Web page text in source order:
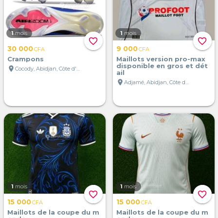
favorite_border
1 mois
30 000CFA
Crampons
location_on
Cocody, Abidjan, Côte d'Ivoire
favorite_border
1 mois
9 000CFA
Maillots version pro-max
disponible en gros et dét
ail
location_on
Adjamé, Abidjan, Côte d'Ivoire
favorite_border
1 mois
15 000CFA
Maillots de la coupe du m
favorite_border
1 mois
15 000CFA
Maillots de la coupe du m